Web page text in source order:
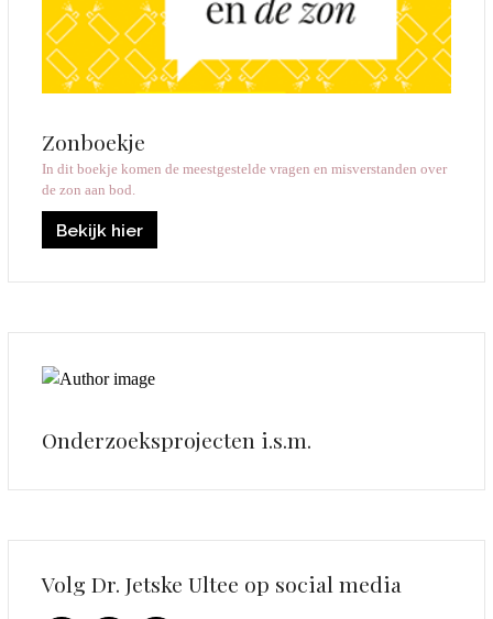
Zonboekje
In dit boekje komen de meestgestelde vragen en misverstanden over
de zon aan bod.
Bekijk hier
Onderzoeksprojecten i.s.m.
Volg Dr. Jetske Ultee op social media